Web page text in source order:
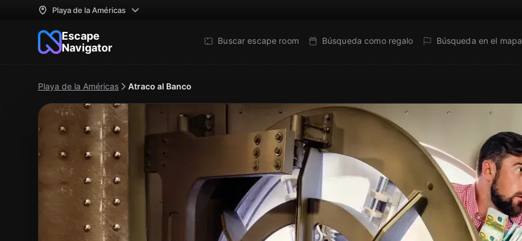
Playa de la Américas
Escape
Navigator
Buscar escape room Búsqueda como regalo Búsqueda en el mapa
Playa de la Américas Atraco al Banco